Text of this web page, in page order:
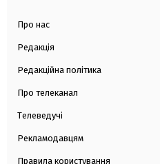
Про нас
Редакція
Редакційна політика
Про телеканал
Телеведучі
Рекламодавцям
Правила користування